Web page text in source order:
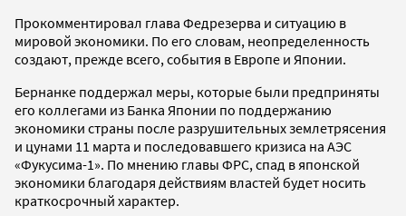
Прокомментировал глава Федрезерва и ситуацию в
мировой экономики. По его словам, неопределенность
создают, прежде всего, события в Европе и Японии.
Бернанке поддержал меры, которые были предприняты
его коллегами из Банка Японии по поддержанию
экономики страны после разрушительных землетрясения
и цунами 11 марта и последовавшего кризиса на АЭС
«Фукусима-1». По мнению главы ФРС, спад в японской
экономики благодаря действиям властей будет носить
краткосрочный характер.